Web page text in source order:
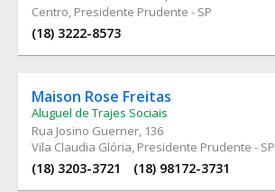
Centro, Presidente Prudente - SP
(18) 3222-8573
Maison Rose Freitas
Aluguel de Trajes Sociais
Rua Josino Guerner, 136
Vila Claudia Glória, Presidente Prudente - SP
(18) 3203-3721 (18) 98172-3731